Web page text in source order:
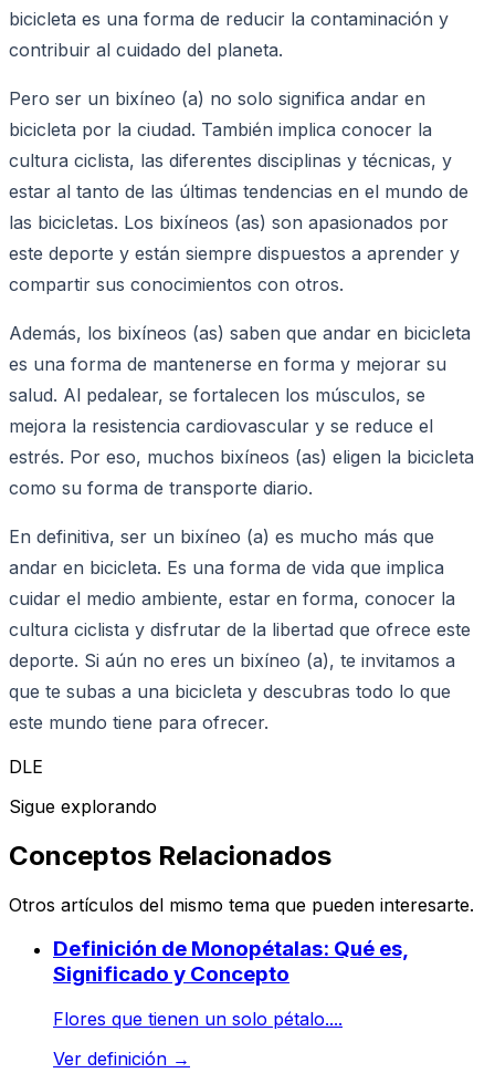
bicicleta es una forma de reducir la contaminación y
contribuir al cuidado del planeta.
Pero ser un bixíneo (a) no solo significa andar en
bicicleta por la ciudad. También implica conocer la
cultura ciclista, las diferentes disciplinas y técnicas, y
estar al tanto de las últimas tendencias en el mundo de
las bicicletas. Los bixíneos (as) son apasionados por
este deporte y están siempre dispuestos a aprender y
compartir sus conocimientos con otros.
Además, los bixíneos (as) saben que andar en bicicleta
es una forma de mantenerse en forma y mejorar su
salud. Al pedalear, se fortalecen los músculos, se
mejora la resistencia cardiovascular y se reduce el
estrés. Por eso, muchos bixíneos (as) eligen la bicicleta
como su forma de transporte diario.
En definitiva, ser un bixíneo (a) es mucho más que
andar en bicicleta. Es una forma de vida que implica
cuidar el medio ambiente, estar en forma, conocer la
cultura ciclista y disfrutar de la libertad que ofrece este
deporte. Si aún no eres un bixíneo (a), te invitamos a
que te subas a una bicicleta y descubras todo lo que
este mundo tiene para ofrecer.
DLE
Sigue explorando
Conceptos Relacionados
Otros artículos del mismo tema que pueden interesarte.
Definición de Monopétalas: Qué es,
Significado y Concepto
Flores que tienen un solo pétalo....
Ver definición →